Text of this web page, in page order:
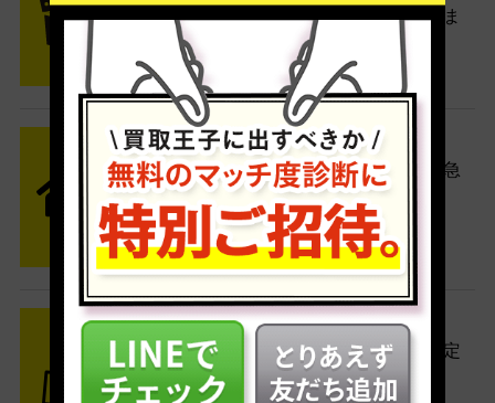
たい商品をいろいろ詰めて梱包しま
す。
STEP2 発送
送料無料でご自宅から発送！佐川急
便がご自宅まで引き取りに伺いま
す。
STEP3 ご入金
査定結果はメールでお知らせ。査定
結果がOKなら金額をお支払い！